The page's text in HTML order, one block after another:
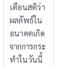
เตือนสติว่า
ผลลัพธ์ใน
อนาคตเกิด
จากการกระ
ทำในวันนี้